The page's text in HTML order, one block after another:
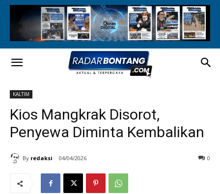
KALTIM
Kios Mangkrak Disorot,
Penyewa Diminta Kembalikan
By redaksi 04/04/2026 0